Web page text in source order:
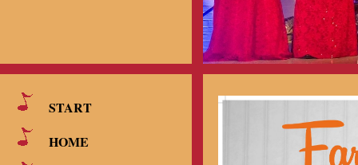
START
HOME